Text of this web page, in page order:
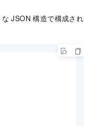
JSON 構造で構成され